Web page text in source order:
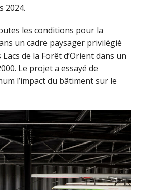
2024.
les conditions pour la
un cadre paysager privilégié
de la Forêt d’Orient dans un
Le projet a essayé de
l’impact du bâtiment sur le